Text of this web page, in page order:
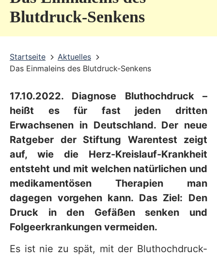
Blutdruck-Senkens
Startseite
Aktuelles
Das Einmaleins des Blutdruck-Senkens
17.10.2022. Diagnose Bluthochdruck –
heißt es für fast jeden dritten
Erwachsenen in Deutschland. Der neue
Ratgeber der Stiftung Warentest zeigt
auf, wie die Herz-Kreislauf-Krankheit
entsteht und mit welchen natürlichen und
medikamentösen Therapien man
dagegen vorgehen kann. Das Ziel: Den
Druck in den Gefäßen senken und
Folgeerkrankungen vermeiden.
Es ist nie zu spät, mit der Bluthochdruck-